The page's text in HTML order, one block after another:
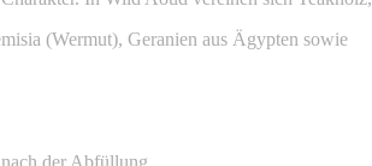
(Wermut), Geranien aus Ägypten sowie
der Abfüllung